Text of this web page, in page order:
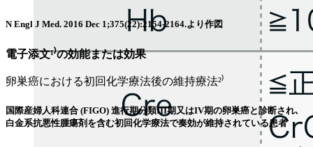
N Engl J Med. 2016 Dec 1;375(22):2154-2164.より作図
電子添文¹⁾の効能または効果
卵巣癌における初回化学療法後の維持療法²⁾
国際産婦人科連合 (FIGO) 進行期分類III期又はIV期の卵巣癌と診断され､
白金系抗悪性腫瘍剤を含む初回化学療法で奏効が維持されている患者